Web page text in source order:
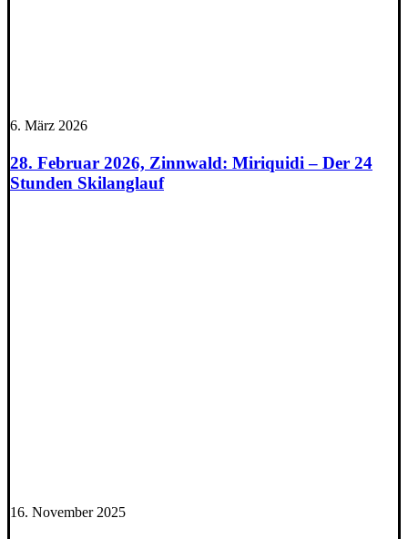
6. März 2026
28. Februar 2026, Zinnwald: Miriquidi – Der 24
Stunden Skilanglauf
16. November 2025